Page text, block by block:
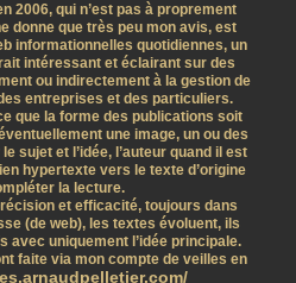
2006, qui n’est pas à proprement
donne que très peu mon avis, est
informationnelles quotidiennes, un
intéressant et éclairant sur des
ou indirectement à la gestion de
entreprises et des particuliers.
que la forme des publications soit
une image, un ou des
sujet et l’idée, l’auteur quand il est
hypertexte vers le texte d’origine
la lecture.
et efficacité, toujours dans
(de web), les textes évoluent, ils
avec uniquement l’idée principale.
faite via mon compte de veilles en